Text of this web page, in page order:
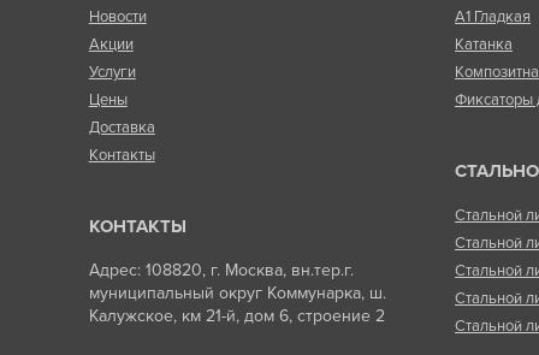
Новости
Акции
Услуги
Цены
Доставка
Контакты
КОНТАКТЫ
Адрес: 108820, г. Москва, вн.тер.г.
муниципальный округ Коммунарка, ш.
Калужское, км 21-й, дом 6, строение 2
А1 Гладкая
Катанка
Фиксаторы
Стальной
Стальной
Стальной
Стальной
Стальной